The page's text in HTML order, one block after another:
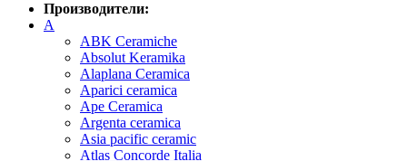
Производители:
A
ABK Ceramiche
Absolut Keramika
Alaplana Ceramica
Aparici ceramica
Ape Ceramica
Argenta ceramica
Asia pacific ceramic
Atlas Concorde Italia